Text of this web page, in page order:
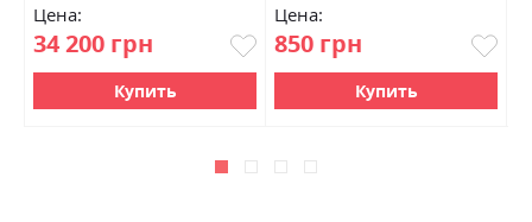
Цена:
34 200 грн
Купить
Цена:
850 грн
Купить